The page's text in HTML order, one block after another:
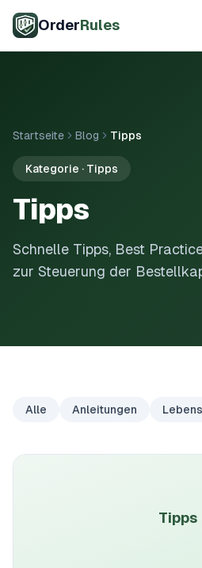
OrderRules
Startseite Blog Tipps
Kategorie · Tipps
Tipps
Schnelle Tipps, Best
zur Steuerung der
Alle Anleitungen
Tipps